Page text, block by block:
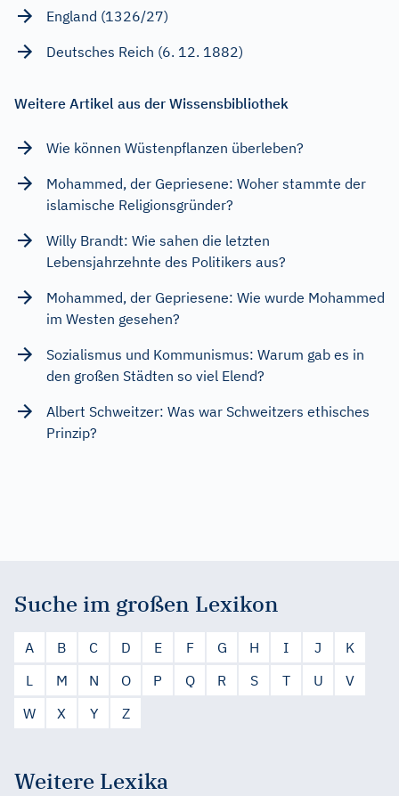
England (1326/27)
Deutsches Reich (6. 12. 1882)
Weitere Artikel aus der Wissensbibliothek
Wie können Wüstenpflanzen überleben?
Mohammed, der Gepriesene: Woher stammte der
islamische Religionsgründer?
Willy Brandt: Wie sahen die letzten
Lebensjahrzehnte des Politikers aus?
Mohammed, der Gepriesene: Wie wurde Mohammed
im Westen gesehen?
Sozialismus und Kommunismus: Warum gab es in
den großen Städten so viel Elend?
Albert Schweitzer: Was war Schweitzers ethisches
Prinzip?
Suche im großen Lexikon
A B C D E F G H I J
K
L
M N O P Q R S T U
V
W
X Y Z
Weitere Lexika